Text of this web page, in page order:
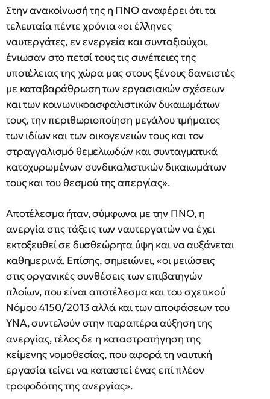
Στην ανακοίνωσή της η ΠΝΟ αναφέρει ότι τα
τελευταία πέντε χρόνια «οι έλληνες
ναυτεργάτες, εν ενεργεία και συνταξιούχοι,
ένιωσαν στο πετσί τους τις συνέπειες της
υποτέλειας της χώρα μας στους ξένους δανειστές
με καταβαράθρωση των εργασιακών σχέσεων
και των κοινωνικοασφαλιστικών δικαιωμάτων
τους, την περιθωριοποίηση μεγάλου τμήματος
των ιδίων και των οικογενειών τους και τον
στραγγαλισμό θεμελιωδών και συνταγματικά
κατοχυρωμένων συνδικαλιστικών δικαιωμάτων
τους και του θεσμού της απεργίας».
Αποτέλεσμα ήταν, σύμφωνα με την ΠΝΟ, η
ανεργία στις τάξεις των ναυτεργατών να έχει
εκτοξευθεί σε δυσθεώρητα ύψη και να αυξάνεται
καθημερινά. Επίσης, σημειώνει, «οι μειώσεις
στις οργανικές συνθέσεις των επιβατηγών
πλοίων, που είναι αποτέλεσμα και του σχετικού
Νόμου 4150/2013 αλλά και των αποφάσεων του
ΥΝΑ, συντελούν στην παραπέρα αύξηση της
ανεργίας, τέλος δε η καταστρατήγηση της
κείμενης νομοθεσίας, που αφορά τη ναυτική
εργασία τείνει να καταστεί ένας επί πλέον
τροφοδότης της ανεργίας».